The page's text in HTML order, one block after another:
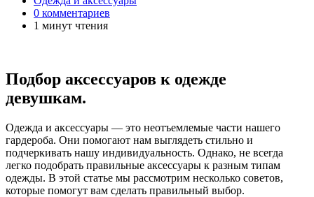
0 комментариев
1 минут чтения
Подбор аксессуаров к одежде
девушкам.
Одежда и аксессуары — это неотъемлемые части нашего
гардероба. Они помогают нам выглядеть стильно и
подчеркивать нашу индивидуальность. Однако, не всегда
легко подобрать правильные аксессуары к разным типам
одежды. В этой статье мы рассмотрим несколько советов,
которые помогут вам сделать правильный выбор.